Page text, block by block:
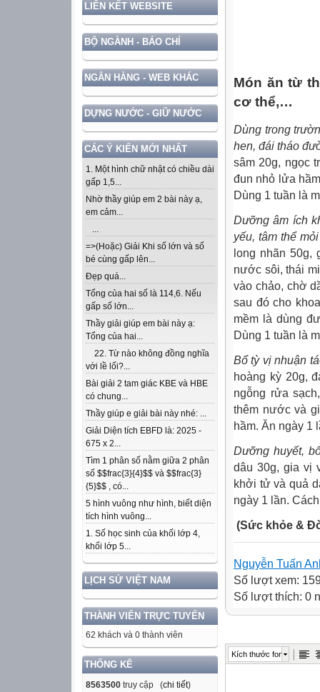
LIÊN KẾT WEBSITE
BỘ NGÀNH - BÁO CHÍ
NGÂN HÀNG - WEB KHÁC
DỰNG NƯỚC - GIỮ NƯỚC
CÁC Ý KIẾN MỚI NHẤT
1. Một hình chữ nhật có chiều dài
gấp 1,5...
Nhờ thầy giúp em 2 bài này ạ,
em cảm...
...
=>(Hoặc) Giải Khi số lớn và số
bé cùng gấp lên...
Đẹp quá...
Tổng của hai số là 114,6. Nếu
gấp số lớn...
Thầy giải giúp em bài này ạ:
Tổng của hai...
22. Từ nào không đồng nghĩa
với lề lối?...
Bài giải 2 tam giác KBE và HBE
có chung...
Thầy giúp e giải bài này nhé: ...
Giải Diện tích EBFD là: 2025 -
675 x 2...
Tìm 1 phân số nằm giữa 2 phân
số $$frac{3}{4}$$ và $$frac{3}
{5}$$ , có...
5 hình vuông như hình, biết diện
tích hình vuông...
1. Số học sinh của khối lớp 4,
khối lớp 5...
LỊCH SỬ VIỆT NAM
THÀNH VIÊN TRỰC TUYẾN
62 khách và 0 thành viên
THỐNG KÊ
8563500 truy cập (chi tiết)
Món ăn từ
cơ thể,…
Dùng trong
hen, đái tháo
sâm 20g, ngọc
đun nhỏ lửa
Dùng 1 tuần là
Dưỡng âm ích
yếu, tâm thể
long nhãn
nước sôi, thái
vào chảo, chờ
sau đó cho
mềm là dùng
Dùng 1 tuần là
Bổ tỳ vị nhuận
hoàng kỳ 20g,
ngỗng rửa
thêm nước và
hầm. Ăn ngày 1
Dưỡng huyết,
dâu 30g, gia vị
khởi tử và quả
ngày 1 lần.
(Sức khỏe &
Nguyễn Tuấn
Số lượt xem:
Số lượt thích: 0
Kích thước font